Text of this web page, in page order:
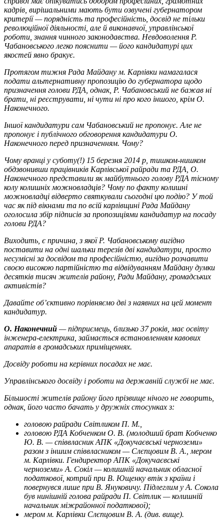
кадрів, вирішальними мають бути озвучені губернатором
критерії — порядність та професійність, досвід не тільки
революційної діяльності, але й виконавчої, управлінської
роботи, знання чинного законодавства. Невдоволення Р.
Чабановського легко пояснити — його кандидатурі цих
якостей явно бракує.
Протягом тижня Рада Майдану м. Карлівки намагалася
подати альтернативну пропозицію до губернатора щодо
призначення голови РДА, однак, Р. Чабановський не бажав ні
брати, ні реєструвати, ні чути ні про кого іншого, крім О.
Наконечного.
Іншої кандидатури сам Чабановський не пропонує. Але не
пропонує і публічного обговорення кандидатури О.
Наконечного перед призначенням. Чому?
Чому вранці у суботу(!) 15 березня 2014 р, тишком-нишком
обдзвонивши працівників Карлівської райради та РДА, О.
Наконечного представили як майбутнього голову РДА тісному
колу колишніх можновладців? Чому по факту колишні
можновладці відверто святкували сьогодні цю подію? У той
час як під вікнами та по всій карлівщині Рада Майдану
оголосила збір підписів за пропозиціями кандидатур на посаду
голови РДА?
Виходить, є причина, з якої Р. Чабановському вигідно
поставити на одні шальки терезів дві кандидатури, просто
несумісні за досвідом та професійністю, вигідно розчавити
своєю високою партійністю та відвідуванням Майдану думки
десятків тисяч жителів району, Ради Майдану, громадських
активістів?
Давайте об’єктивно порівняємо дві з наявних на цей момент
кандидатур.
О. Наконечний — підприємець, близько 37 років, має освіту
інженера-електрика, займається встановленням кавових
апаратів в громадських приміщеннях.
Досвіду роботи на керівних посадах не має.
Управлінського досвіду і роботи на державній службі не має.
Більшості жителів району його прізвище нічого не говорить,
однак, його часто бачать у дружніх стосунках з:
головою райради Світликом П. М.,
головою РДА Кобченком О. В. (молодший брат Кобченко
Ю. В. — співвласник АПК «Докучаєвські черноземи»
разом з іншим співвласником — Слєпцовим В. А., мером
м. Карлівки. Гендиректор АПК «Докучаєвські
черноземи» А. Сокіл — колишній начальник обласної
податкової, котрий при В. Ющенку втік з країни і
повернувся лише при В. Януковичу. Підлеглим у А. Сокола
був нинішній голова райради П. Світлик — колишній
начальник міжрайонної податкової);
мером м. Карлівки Слєпцовим В. А. (див. вище).